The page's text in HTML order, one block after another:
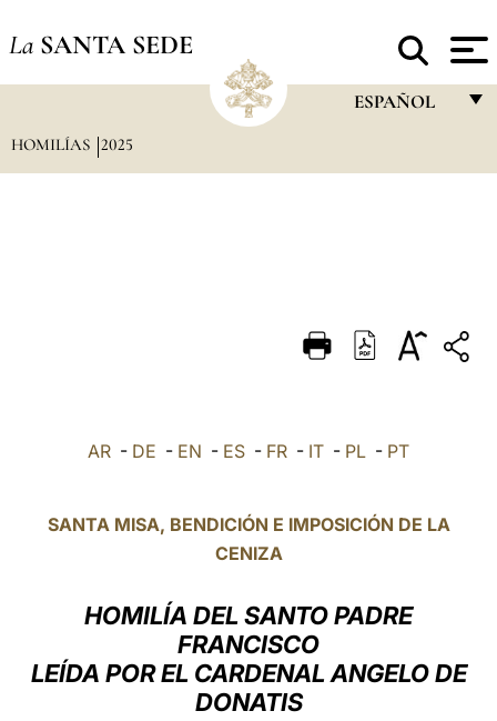
La SANTA SEDE
ESPAÑOL
DEUTSCH
العربيّة
LATINE
HOMILÍAS 2025
AR - DE - EN - ES - FR - IT - PL - PT
SANTA MISA, BENDICIÓN E IMPOSICIÓN DE LA
CENIZA
HOMILÍA DEL SANTO PADRE
FRANCISCO
LEÍDA POR EL CARDENAL ANGELO DE
DONATIS